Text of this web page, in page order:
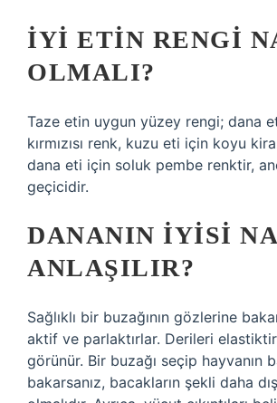
İYI ETIN RENGI
OLMALI?
Taze etin uygun yüzey rengi; dana
kırmızısı renk, kuzu eti için koyu
dana eti için soluk pembe renktir,
geçicidir.
DANANIN IYISI
ANLAŞILIR?
Sağlıklı bir buzağının gözlerine
aktif ve parlaktırlar. Derileri elastiktir
görünür. Bir buzağı seçip hayvanın
bakarsanız, bacakların şekli daha